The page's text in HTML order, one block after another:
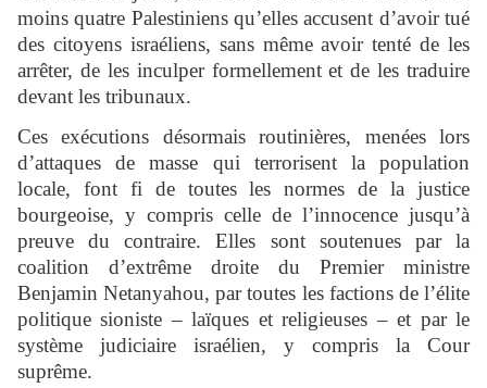
moins quatre Palestiniens qu’elles accusent d’avoir tué
des citoyens israéliens, sans même avoir tenté de les
arrêter, de les inculper formellement et de les traduire
devant les tribunaux.
Ces exécutions désormais routinières, menées lors
d’attaques de masse qui terrorisent la population
locale, font fi de toutes les normes de la justice
bourgeoise, y compris celle de l’innocence jusqu’à
preuve du contraire. Elles sont soutenues par la
coalition d’extrême droite du Premier ministre
Benjamin Netanyahou, par toutes les factions de l’élite
politique sioniste – laïques et religieuses – et par le
système judiciaire israélien, y compris la Cour
suprême.